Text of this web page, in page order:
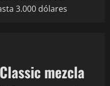
3.000 dólares
mezcla